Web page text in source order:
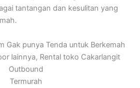
tantangan dan kesulitan yang
Gak punya Tenda untuk Berkemah
lainnya, Rental toko Cakarlangit
Outbound
Termurah